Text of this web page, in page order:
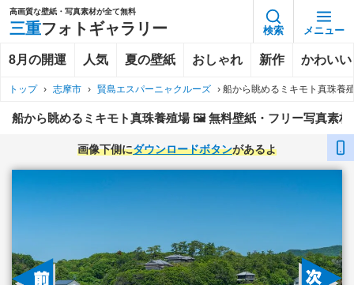
高画質な壁紙・写真素材が全て無料
三重フォトギャラリー 検索 メニュー
8月の開運 人気 夏の壁紙 おしゃれ 新作 かわいい
トップ › 志摩市 › 賢島エスパーニャクルーズ › 船から眺めるミキモト真珠養
船から眺めるミキモト真珠養殖場 🖼️ 無料壁紙・フリー写真素材
画像下側にダウンロードボタンがあるよ